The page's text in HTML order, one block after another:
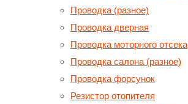
Проводка (разное)
Проводка дверная
Проводка моторного отсека
Проводка салона (разное)
Проводка форсунок
Резистор отопителя